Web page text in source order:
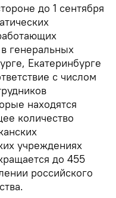
до 1 сентября
генеральных
Екатеринбурге
с числом
находятся
количество
учреждениях
до 455
российского